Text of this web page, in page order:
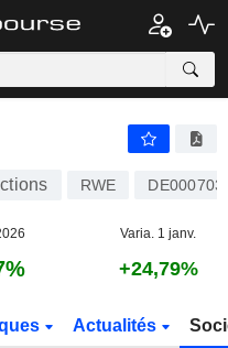
RWE
Varia. 1 janv.
+24,79%
Actualités